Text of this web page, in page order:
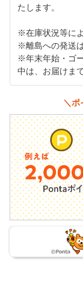
たします。
※在庫状況等に
※離島への発送
※年末年始・ゴ
中は、お届けま
＼ポ